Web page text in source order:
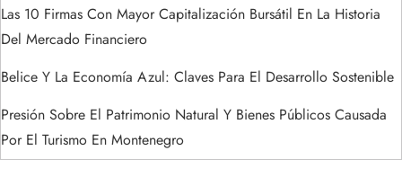
Las 10 Firmas Con Mayor Capitalización Bursátil En La Historia
Del Mercado Financiero
Belice Y La Economía Azul: Claves Para El Desarrollo Sostenible
Presión Sobre El Patrimonio Natural Y Bienes Públicos Causada
Por El Turismo En Montenegro